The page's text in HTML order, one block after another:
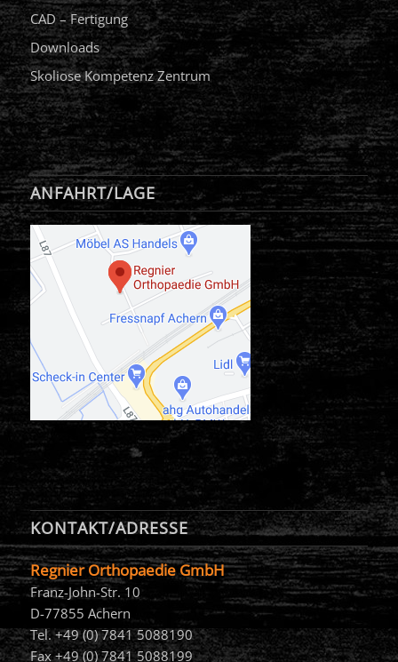
CAD – Fertigung
Downloads
Skoliose Kompetenz Zentrum
ANFAHRT/LAGE
KONTAKT/ADRESSE
Regnier Orthopaedie GmbH
Franz-John-Str. 10
D-77855 Achern
Tel. +49 (0) 7841 5088190
Fax +49 (0) 7841 5088199